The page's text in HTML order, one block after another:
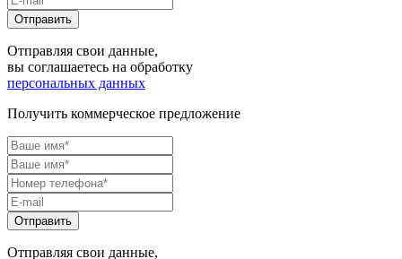
Отправляя свои данные,
вы соглашаетесь на обработку
персональных данных
Получить коммерческое предложение
Отправляя свои данные,